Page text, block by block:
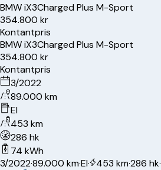
BMWiX3Charged Plus M-Sport
354.800 kr
Kontantpris
BMWiX3Charged Plus M-Sport
354.800 kr
Kontantpris
3/2022
89.000 km
El
453 km
286 hk
74 kWh
3/2022·89.000 km·El· 453 km·286 hk·